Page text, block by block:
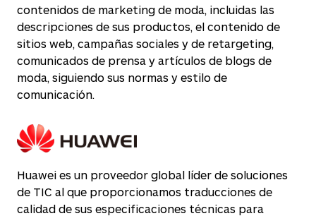
contenidos de marketing de moda, incluidas las
descripciones de sus productos, el contenido de
sitios web, campañas sociales y de retargeting,
comunicados de prensa y artículos de blogs de
moda, siguiendo sus normas y estilo de
comunicación.
Huawei es un proveedor global líder de soluciones
de TIC al que proporcionamos traducciones de
calidad de sus especificaciones técnicas para